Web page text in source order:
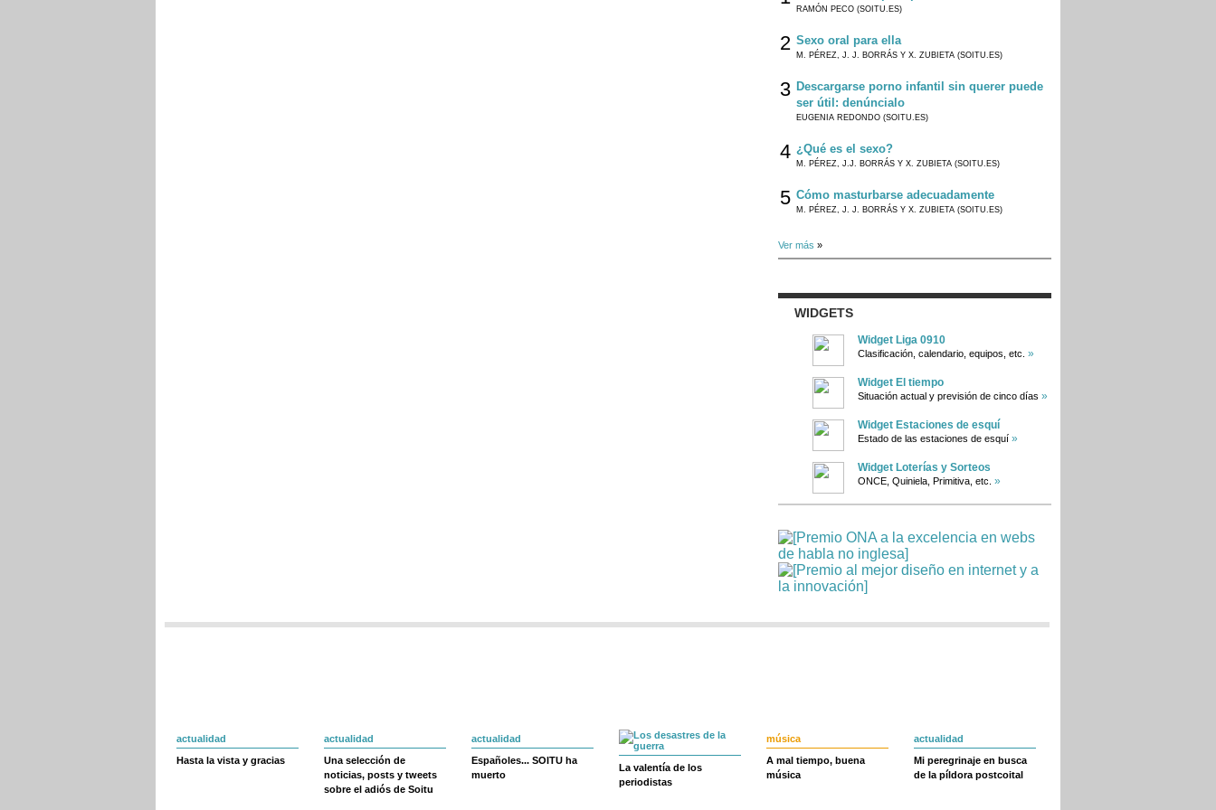
RAMÓN PECO (SOITU.ES)
2 Sexo oral para ella
M. PÉREZ, J. J. BORRÁS Y X. ZUBIETA (SOITU.ES)
3 Descargarse porno infantil sin querer puede
ser útil: denúncialo
EUGENIA REDONDO (SOITU.ES)
4 ¿Qué es el sexo?
M. PÉREZ, J.J. BORRÁS Y X. ZUBIETA (SOITU.ES)
5 Cómo masturbarse adecuadamente
M. PÉREZ, J. J. BORRÁS Y X. ZUBIETA (SOITU.ES)
Ver más »
WIDGETS
Widget Liga 0910
Clasificación, calendario, equipos, etc. »
Widget El tiempo
Situación actual y previsión de cinco días »
Widget Estaciones de esquí
Estado de las estaciones de esquí »
Widget Loterías y Sorteos
ONCE, Quiniela, Primitiva, etc. »
actualidad
Hasta la vista y gracias
actualidad
Una selección de
noticias, posts y tweets
sobre el adiós de Soitu
actualidad
Españoles... SOITU ha
muerto
La valentía de los
periodistas
música
A mal tiempo, buena
música
actualidad
Mi peregrinaje en busca
de la píldora postcoital